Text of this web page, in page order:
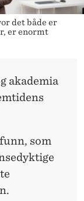
det både er
er enormt
akademia
som